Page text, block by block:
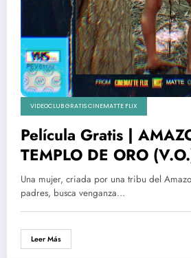
VIDEOCLUB GRATIS CINEMATTE FLIX
Película Gratis |
TEMPLO DE ORO
Una mujer, criada por una tribu del
padres, busca venganza…
Leer Más